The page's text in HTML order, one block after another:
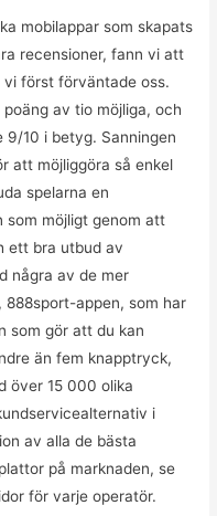
mobilappar som skapats
recensioner, fann vi att
vi först förväntade oss.
av tio möjliga, och
9/10 i betyg. Sanningen
att möjliggöra så enkel
spelarna en
som möjligt genom att
ett bra utbud av
några av de mer
888sport-appen, som har
som gör att du kan
än fem knapptryck,
över 15 000 olika
i
av alla de bästa
på marknaden, se
för varje operatör.